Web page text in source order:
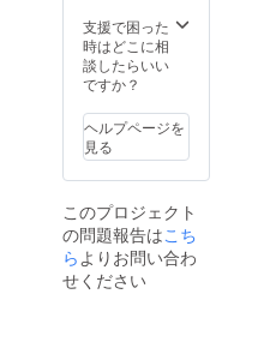
支援で困った
時はどこに相
談したらいい
ですか？
ヘルプページを
見る
このプロジェクト
の問題報告はこち
らよりお問い合わ
せください